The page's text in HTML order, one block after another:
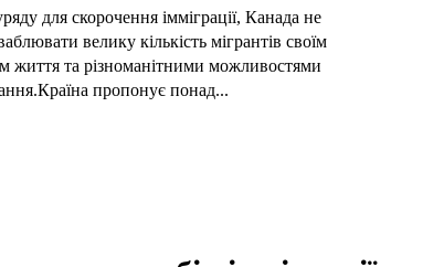
для скорочення імміграції, Канада не
велику кількість мігрантів своїм
життя та різноманітними можливостями
пропонує понад...